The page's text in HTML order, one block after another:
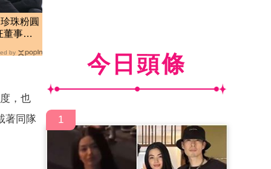
珠粉圓
事長
by
，也
著同隊
今日頭條
1